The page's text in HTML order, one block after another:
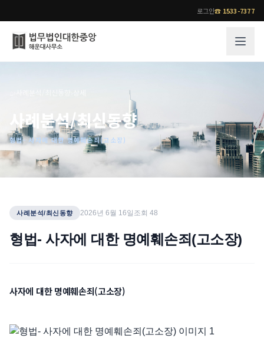
로그인☎ 1533-7377
오시는 길
통합검색
기업 인사이트
사례분석/최신동향
법률지식인
업무분야
전체
각 전문 변호사
언론보도
법률서식
사례분석/최신동향
형법- 사자에 대한 명예훼손죄(고소장)
사례분석/최신동향 2026년 6월 16일 조회 48
형법- 사자에 대한 명예훼손죄(고소장)
사자에 대한 명예훼손죄(고소장)